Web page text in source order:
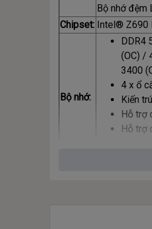
Bộ nhớ đệm
Chipset: Intel® Z690
Bộ nhớ:
DDR4
(OC) /
3400
4 x ổ
Kiến
Hỗ trợ
Hỗ trợ
Hỗ
Bộ xử lý đồ
1 x
* Hỗ trợ
(Thông số